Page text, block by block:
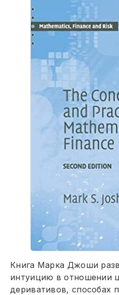
Книга Марка Джоши
интуицию в отношении
деривативов, способах